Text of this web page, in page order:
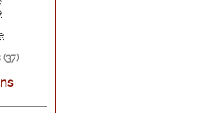
(37)